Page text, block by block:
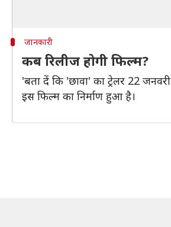
जानकारी
कब रिलीज होगी फिल्म?
'बता दें कि 'छावा' का ट्रेलर 22
इस फिल्म का निर्माण हुआ है।